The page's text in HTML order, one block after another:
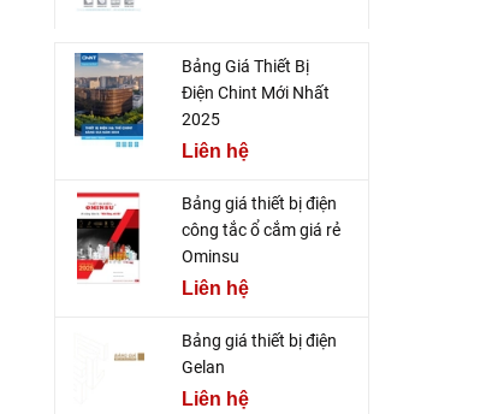
Bảng Giá Thiết Bị
Điện Chint Mới Nhất
2025
Liên hệ
Bảng giá thiết bị điện
công tắc ổ cắm giá rẻ
Ominsu
Liên hệ
Bảng giá thiết bị điện
Gelan
Liên hệ